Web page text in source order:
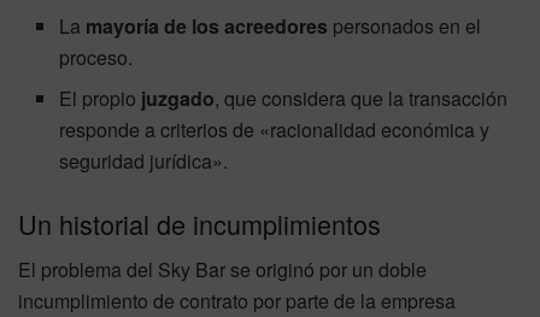
La mayoría de los acreedores personados en el
proceso.
El propio juzgado, que considera que la transacción
responde a criterios de «racionalidad económica y
seguridad jurídica».
Un historial de incumplimientos
El problema del Sky Bar se originó por un doble
incumplimiento de contrato por parte de la empresa